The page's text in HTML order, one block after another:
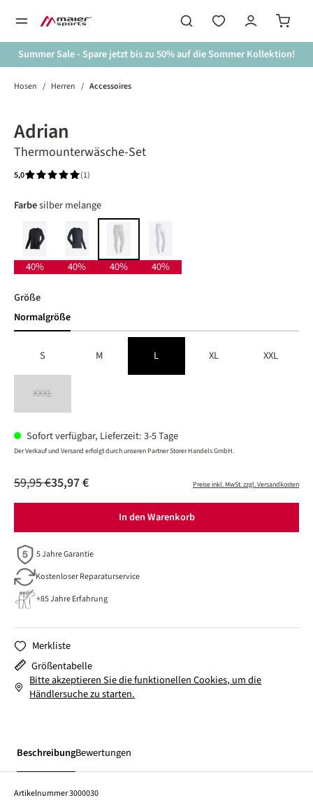
springen
Summer Sale - Spare jetzt bis zu 50% auf die Sommer Kollektion!
Hosen / Herren / Accessoires
Adrian
Thermounterwäsche-Set
5,0 (1)
Farbeauswählen
silber melange
black
40%
anthracite melange
40%
silber melange
40%
white
40%
Größeauswählen
Normalgröße
S M L XL XXL
XXXL
Sofort verfügbar, Lieferzeit: 3-5 Tage
Der Verkauf und Versand erfolgt durch unseren Partner Storer Handels GmbH.
35,97 €
59,95 € Preise inkl. MwSt. zzgl. Versandkosten
In den Warenkorb
5 Jahre Garantie
Kostenloser Reparaturservice
+85 Jahre Erfahrung
Merkliste
Größentabelle
Bitte akzeptieren Sie die funktionellen Cookies, um die
Händlersuche zu starten.
BeschreibungBewertungen
Artikelnummer3000030